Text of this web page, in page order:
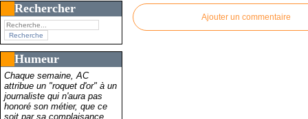
Rechercher
Humeur
Chaque semaine, AC
attribue un "roquet d'or" à un
journaliste qui n'aura pas
honoré son métier, que ce
soit par sa complaisance
Ajouter un commentaire